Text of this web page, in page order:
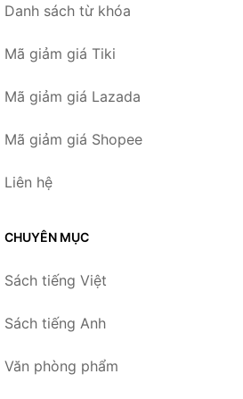
Danh sách từ khóa
Mã giảm giá Tiki
Mã giảm giá Lazada
Mã giảm giá Shopee
Liên hệ
CHUYÊN MỤC
Sách tiếng Việt
Sách tiếng Anh
Văn phòng phẩm